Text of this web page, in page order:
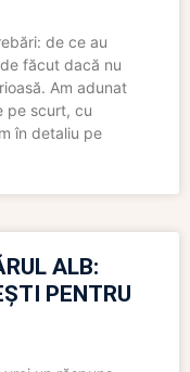
de ce au
făcut dacă nu
Am adunat
pe scurt, cu
în detaliu pe
ALB:
PENTRU